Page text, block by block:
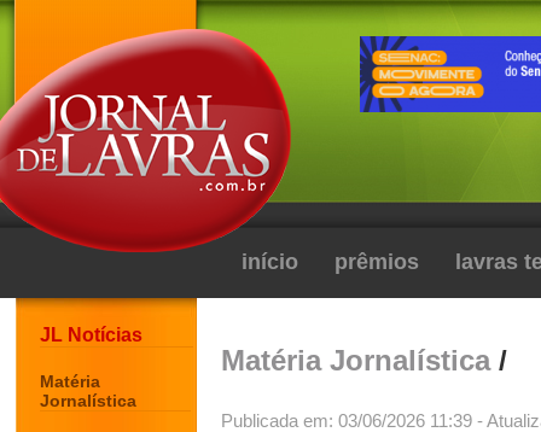
início prêmios lavras
JL Notícias
Matéria
Jornalística
Matéria Jornalística/
Publicada em: 03/06/2026 11:39 -